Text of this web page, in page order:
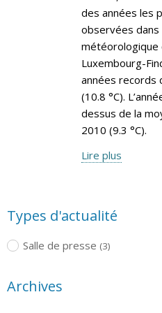
des années les
observées dans
météorologique
Luxembourg-
années records
(10.8 °C).
dessus de la
2010 (9.3 °C).
Lire plus
Types d'actualité
Salle de presse (3)
Archives